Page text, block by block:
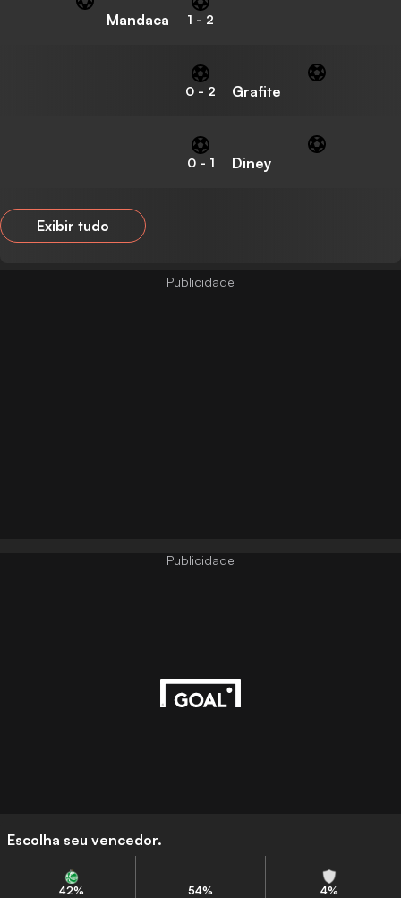
Mandaca 1 - 2
0 - 2 Grafite
0- 1 Diney
Exibir tudo
Escolha seu vencedor.
42% 54% 4%
Publicidade